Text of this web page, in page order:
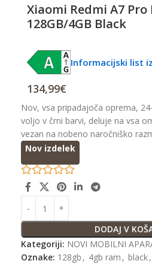
Xiaomi Redmi A7 Pro
128GB/4GB Black
Informacijski list
134,99€
Nov, vsa pripadajoča oprema,
voljo v črni barvi, deluje na vsa
vezan na nobeno naročniško
DODAJ V
Nov izdelek
Kategoriji: NOVI MOBILNI
Oznake: 128gb , 4gb ram , black,